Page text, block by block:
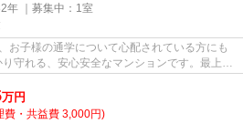
年 ｜募集中： 1室
お子様の通学について心配されている方にも
守れる、安心安全なマンションです。最上階
万円
費・共益費 3,000円)